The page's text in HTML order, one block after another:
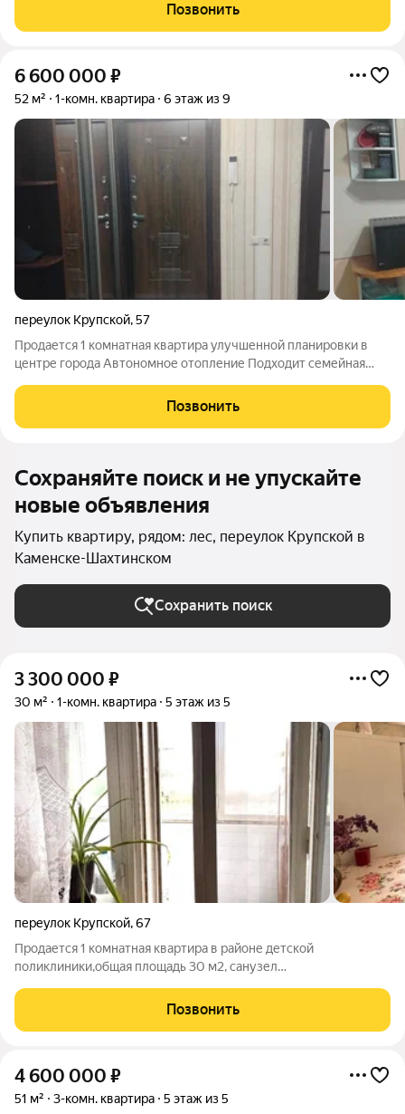
Позвонить
6 600 000 ₽
52 м² 1-комн. квартира 6 этаж из 9
переулок Крупской,57
Продается 1 комнатная квартира улучшенной планировки в
центре города Автономное отопление Подходит семейная
остеклен,квартира с ремонтом,частично остается мебель.
номер в базе 100,8
Позвонить
Сохраняйте поиск и не упускайте
новые объявления
Купить квартиру, рядом: лес, переулок Крупской в
Каменске-Шахтинском
Сохранить поиск
3 300 000 ₽
30 м² 1-комн. квартира 5 этаж из 5
переулок Крупской,67
Продается 1 комнатная квартира в районе детской
поликлиники,общая площадь 30 м2, санузел
Позвонить
4 600 000 ₽
51 м² 3-комн. квартира 5 этаж из 5